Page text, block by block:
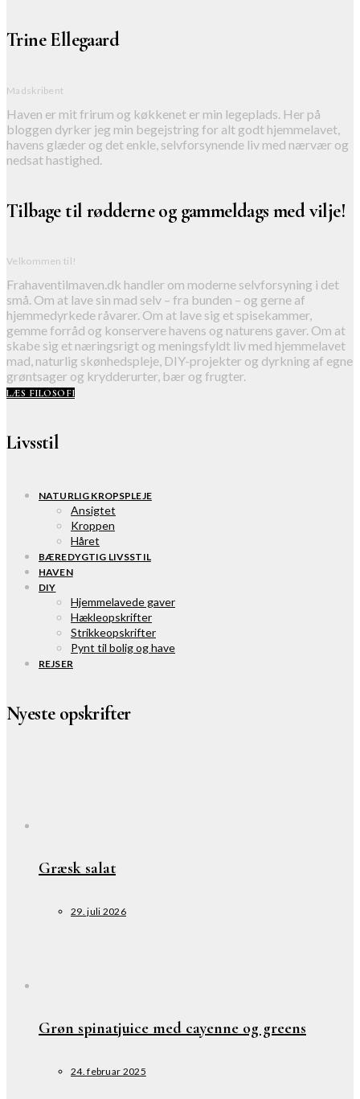
Trine Ellegaard
Madskribent
Haven er mit frirum og køkkenet er min legeplads. Her på
bloggen dyrker jeg min begejstring for alt godt hjemmelavet,
havens glæder og det enkle, selvforsynende liv med nærvær og
nedsat hastighed.
Tilbage til rødderne og gammeldags med vilje!
Velkommen til!
Frahaventilmaven.dk handler om moderne selvforsyning i det
små. Om at lave sin mad selv – fra bunden – og gerne af
hjemmedyrkede råvarer. Om at lave sig et spisekammer,
gemme forråd og konservere havens og naturens gaver. Om at
skabe sig et næringsrigt og meningsfyldt liv med hjemmelavet
mad, naturlig skønhedspleje, DIY-projekter og dyrkning af egne
grøntsager og krydderurter, bær og frugter.
LÆS FILOSOFI
Livsstil
NATURLIG KROPSPLEJE
Ansigtet
Kroppen
Håret
BÆREDYGTIG LIVSSTIL
HAVEN
DIY
Hjemmelavede gaver
Hækleopskrifter
Strikkeopskrifter
Pynt til bolig og have
REJSER
Nyeste opskrifter
Græsk salat
29. juli 2026
Grøn spinatjuice med cayenne og greens
24. februar 2025